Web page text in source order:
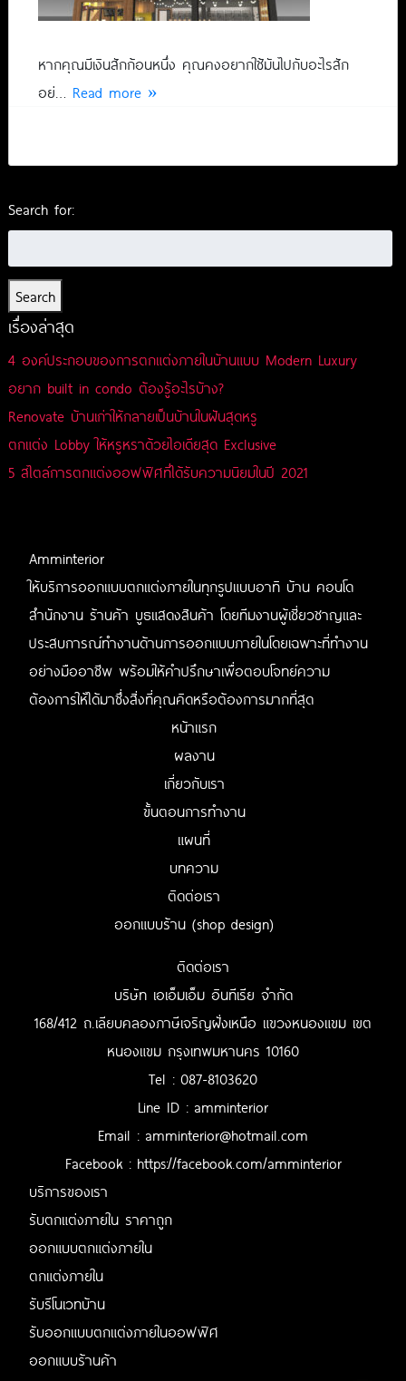
หากคุณมีเงินสักก้อนหนึ่ง คุณคงอยากใช้มันไปกับอะไรสัก
อย่… Read more »
Search for:
Search
เรื่องล่าสุด
4 องค์ประกอบของการตกแต่งภายในบ้านแบบ Modern Luxury
อยาก built in condo ต้องรู้อะไรบ้าง?
Renovate บ้านเก่าให้กลายเป็นบ้านในฝันสุดหรู
ตกแต่ง Lobby ให้หรูหราด้วยไอเดียสุด Exclusive
5 สไตล์การตกแต่งออฟฟิศที่ได้รับความนิยมในปี 2021
Amminterior
ให้บริการออกแบบตกแต่งภายในทุกรูปแบบอาทิ บ้าน คอนโด
สำนักงาน ร้านค้า บูธแสดงสินค้า โดยทีมงานผู้เชี่ยวชาญและ
ประสบการณ์ทำงานด้านการออกแบบภายในโดยเฉพาะที่ทำงาน
อย่างมืออาชีพ พร้อมให้คำปรึกษาเพื่อตอบโจทย์ความ
ต้องการให้ได้มาซึ่งสิ่งที่คุณคิดหรือต้องการมากที่สุด
หน้าแรก
ผลงาน
เกี่ยวกับเรา
ขั้นตอนการทำงาน
แผนที่
บทความ
ติดต่อเรา
ออกแบบร้าน (shop design)
ติดต่อเรา
บริษัท เอเอ็มเอ็ม อินทีเรีย จำกัด
168/412 ถ.เลียบคลองภาษีเจริญฝั่งเหนือ แขวงหนองแขม เขต
หนองแขม กรุงเทพมหานคร 10160
Tel : 087-8103620
Line ID : amminterior
Email : amminterior@hotmail.com
Facebook : https://facebook.com/amminterior
บริการของเรา
รับตกแต่งภายใน ราคาถูก
ออกแบบตกแต่งภายใน
ตกแต่งภายใน
รับรีโนเวทบ้าน
รับออกแบบตกแต่งภายในออฟฟิศ
ออกแบบร้านค้า